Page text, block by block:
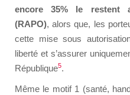
encore 35% le restent
(RAPO), alors que, les
cette mise sous
liberté et s’assurer
République5.
Même le motif 1 (santé,